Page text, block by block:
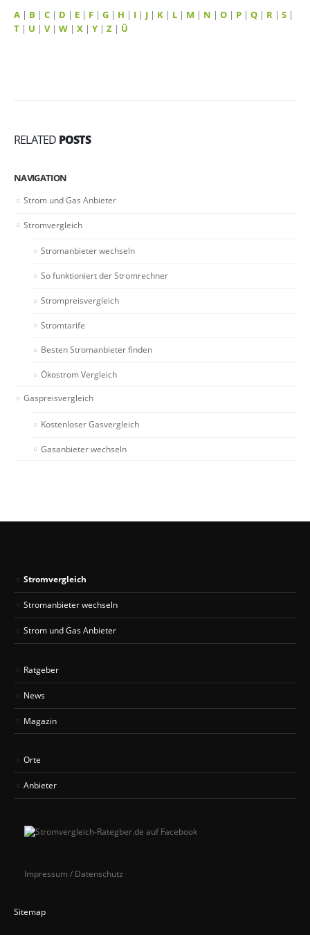
A | B | C | D | E | F | G | H | I | J | K | L | M | N | O | P | Q | R | S |
T | U | V| W | X | Y | Z | Ü
RELATED POSTS
NAVIGATION
Strom und Gas Anbieter
Stromvergleich
Stromanbieter wechseln
So funktioniert der Stromrechner
Strompreisvergleich
Stromtarife
Besten Stromanbieter finden
Ökostrom Vergleich
Gaspreisvergleich
Kostenloser Gasvergleich
Gasanbieter wechseln
Stromvergleich
Stromanbieter wechseln
Strom und Gas Anbieter
Ratgeber
News
Magazin
Orte
Anbieter
Impressum / Datenschutz
Sitemap